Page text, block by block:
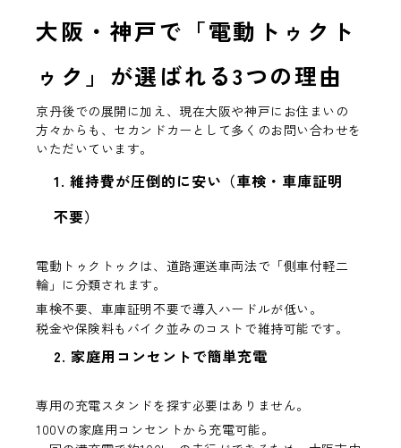
大阪・神戸で「電動トゥクト
ゥク」が選ばれる3つの理由
京丹後での展開に加え、現在大阪や神戸にお住まいの
方々からも、セカンドカーとして多くのお問い合わせを
いただいています。
1. 維持費が圧倒的に安い（車検・車庫証明
不要）
電動トゥクトゥクは、道路運送車両法で「側車付軽二
輪」に分類されます。
車検不要、 車庫証明不要で導入ハードルが低い。
税金や保険料もバイク並みのコストで維持可能です。
2. 家庭用コンセントで簡単充電
専用の充電スタンドを探す必要はありません。
100Vの家庭用コンセントから充電可能。